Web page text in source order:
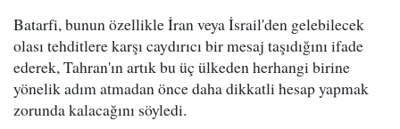
Batarfi, bunun özellikle İran veya İsrail'den gelebilecek
olası tehditlere karşı caydırıcı bir mesaj taşıdığını ifade
ederek, Tahran'ın artık bu üç ülkeden herhangi birine
yönelik adım atmadan önce daha dikkatli hesap yapmak
zorunda kalacağını söyledi.